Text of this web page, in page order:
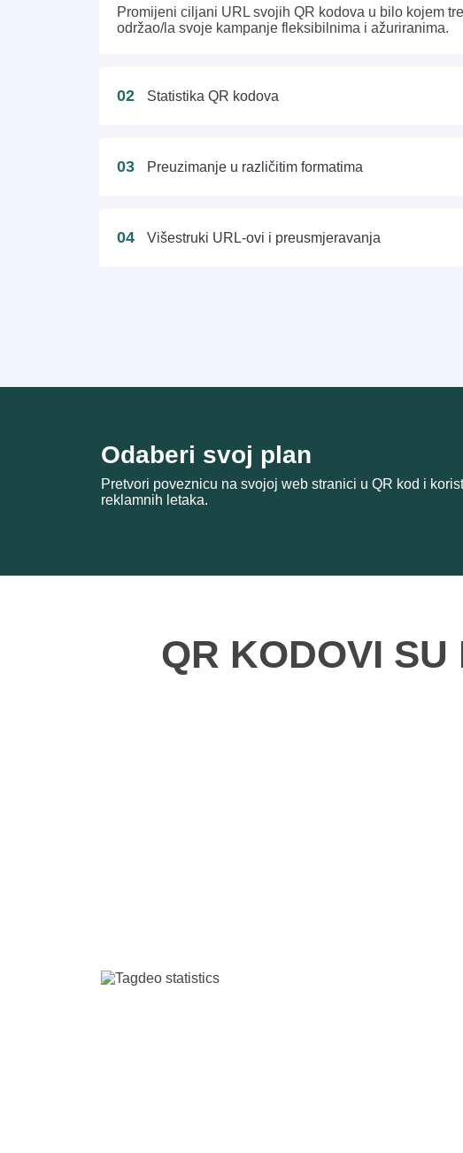
Promijeni ciljani URL svojih QR kodova u bilo kojem
održao/la svoje kampanje fleksibilnima i ažuriranima.
02 Statistika QR kodova
03 Preuzimanje u različitim formatima
04 Višestruki URL-ovi i preusmjeravanja
Odaberi svoj plan
Pretvori poveznicu na svojoj web stranici u QR kod i
reklamnih letaka.
QR KODOVI